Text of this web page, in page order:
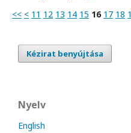
<< < 11 12 13 14 15 16 17 18
Kézirat benyújtása
Nyelv
English